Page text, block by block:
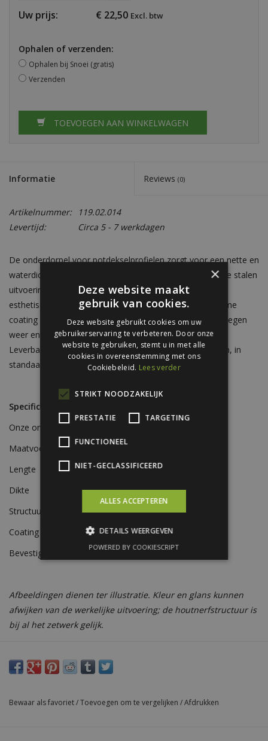
Uw prijs: € 22,50 Excl. btw
Ophalen of verzenden:
Ophalen bij Snoei (gratis)
Verzenden
TOEVOEGEN AAN WINKELWAGEN
Informatie Reviews (0)
Artikelnummer:
119.02.014
Levertijd:
Circa 5 - 7 werkdagen
De onderdorpel voor potdekselprofielen zorgt voor een nette en
waterdichte aansluiting onder raamopeningen. Dankzij de stalen
uitvoering met houtnerfstructuur vormt de dorpel een
esthetische overgang tussen gevel en kozijn. De duurzame
coating maakt het zetwerk onderhoudsarm en bestand tegen
weer en wind.
Leverbaar in glimmend zwart, mat zwart en donkergroen, in
standaardlengte van 3000 mm.
Specificaties
Onze onderdorpels hebben de volgende specificaties:
Maatvoering
Lengte
3000 mm
Dikte
0,63 mm
Structuur
Houtnerfstructuur
Coating
300 μm coating Plastisol
Bevestiging
Zelfborende schroeven
Afbeeldingen dienen ter illustratie. Kleur en glans kunnen
afwijken van de werkelijke uitvoering; de houtnerfstructuur is
bij al het zetwerk gelijk.
Bewaar als favoriet/Toevoegen om te vergelijken /Afdrukken
×
Deze website maakt
gebruik van cookies.
Deze website gebruikt cookies om uw
gebruikerservaring te verbeteren. Door onze
website te gebruiken, stemt u in met alle
cookies in overeenstemming met ons
Cookiebeleid. Lees verder
STRIKT NOODZAKELIJK
PRESTATIE TARGETING
FUNCTIONEEL
NIET-GECLASSIFICEERD
ALLES ACCEPTEREN
DETAILS WEERGEVEN
POWERED BY COOKIESCRIPT